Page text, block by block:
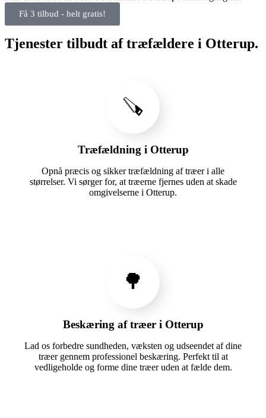
Få 3 tilbud - helt gratis!
Tjenester tilbudt af træfældere i Otterup.
🪚
Træfældning i Otterup
Opnå præcis og sikker træfældning af træer i alle
størrelser. Vi sørger for, at træerne fjernes uden at skade
omgivelserne i Otterup.
🌳
Beskæring af træer i Otterup
Lad os forbedre sundheden, væksten og udseendet af dine
træer gennem professionel beskæring. Perfekt til at
vedligeholde og forme dine træer uden at fælde dem.